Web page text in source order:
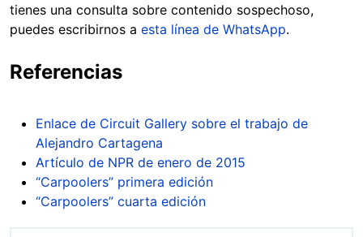
tienes una consulta sobre contenido sospechoso,
puedes escribirnos a esta línea de WhatsApp.
Referencias
Enlace de Circuit Gallery sobre el trabajo de
Alejandro Cartagena
Artículo de NPR de enero de 2015
“Carpoolers” primera edición
“Carpoolers” cuarta edición